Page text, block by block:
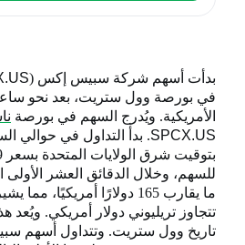
بدأت أسهم شركة سبيس إكس (
في بورصة وول ستريت، بعد نحو
الأمريكية. ويُدرج السهم في بورصة
SPCX.US
للسهم، وخلال الدقائق العشر
ما يقارب 165 دولارًا
تتجاوز تريليوني دولار أمريكي. ويُعد
تاريخ وول ستريت. وتتداول أسهم